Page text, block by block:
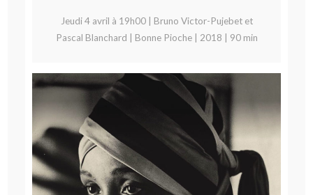
Jeudi 4 avril à 19h00 | Bruno Victor-Pujebet et
Pascal Blanchard | Bonne Pioche | 2018 | 90 min